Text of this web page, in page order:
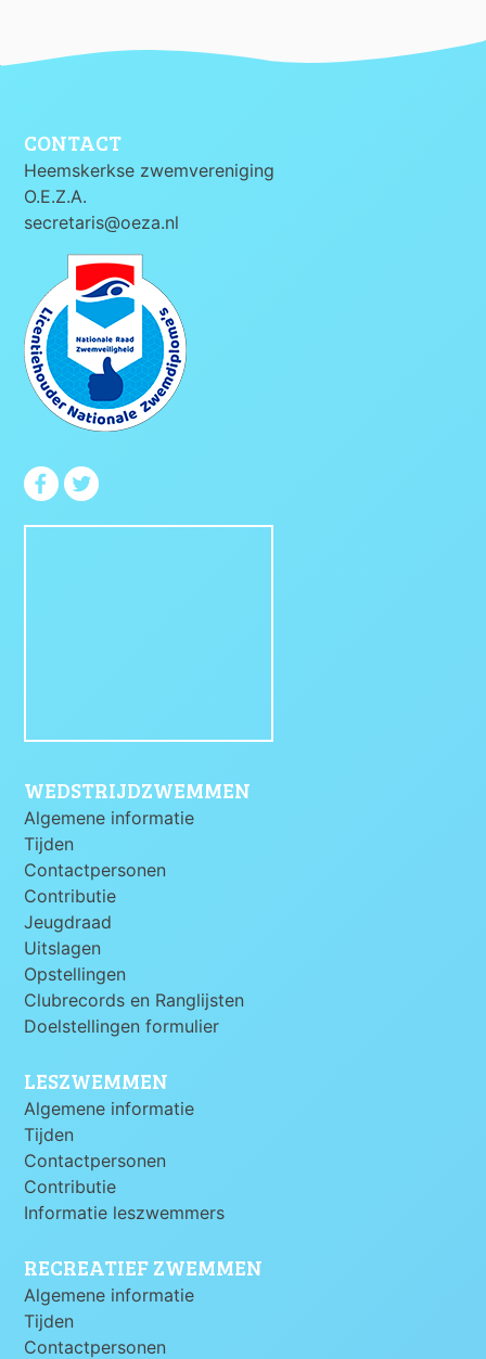
CONTACT
Heemskerkse zwemvereniging
O.E.Z.A.
secretaris@oeza.nl
WEDSTRIJDZWEMMEN
Algemene informatie
Tijden
Contactpersonen
Contributie
Jeugdraad
Uitslagen
Opstellingen
Clubrecords en Ranglijsten
Doelstellingen formulier
LESZWEMMEN
Algemene informatie
Tijden
Contactpersonen
Contributie
Informatie leszwemmers
RECREATIEF ZWEMMEN
Algemene informatie
Tijden
Contactpersonen